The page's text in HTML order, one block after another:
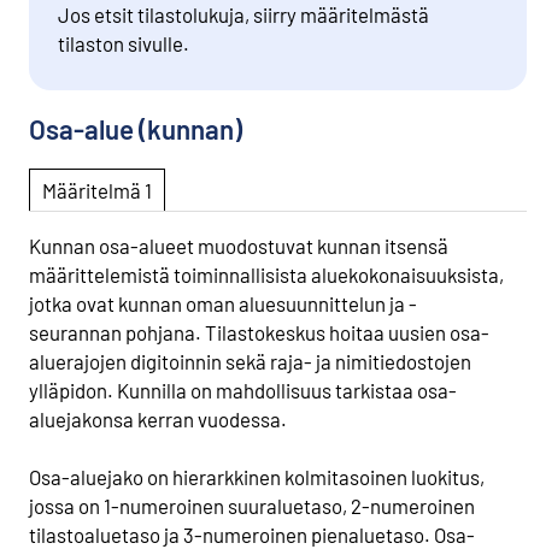
Jos etsit tilastolukuja, siirry määritelmästä
tilaston sivulle.
Osa-alue (kunnan)
Määritelmä 1
Kunnan osa-alueet muodostuvat kunnan itsensä
määrittelemistä toiminnallisista aluekokonaisuuksista,
jotka ovat kunnan oman aluesuunnittelun ja -
seurannan pohjana. Tilastokeskus hoitaa uusien osa-
aluerajojen digitoinnin sekä raja- ja nimitiedostojen
ylläpidon. Kunnilla on mahdollisuus tarkistaa osa-
aluejakonsa kerran vuodessa.
Osa-aluejako on hierarkkinen kolmitasoinen luokitus,
jossa on 1-numeroinen suuraluetaso, 2-numeroinen
tilastoaluetaso ja 3-numeroinen pienaluetaso. Osa-